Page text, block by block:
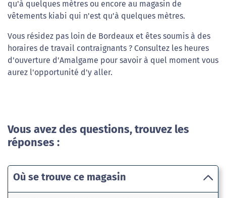
qu'à quelques mètres ou encore au magasin de
vêtements kiabi qui n'est qu'à quelques mètres.
Vous résidez pas loin de Bordeaux et êtes soumis à des
horaires de travail contraignants ? Consultez les heures
d'ouverture d'Amalgame pour savoir à quel moment vous
aurez l'opportunité d'y aller.
Vous avez des questions, trouvez les
réponses :
Où se trouve ce magasin